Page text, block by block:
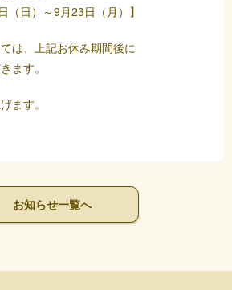
（日）～9月23日（月）】
は、上記お休み期間後に
ます。
ます。
お知らせ一覧へ